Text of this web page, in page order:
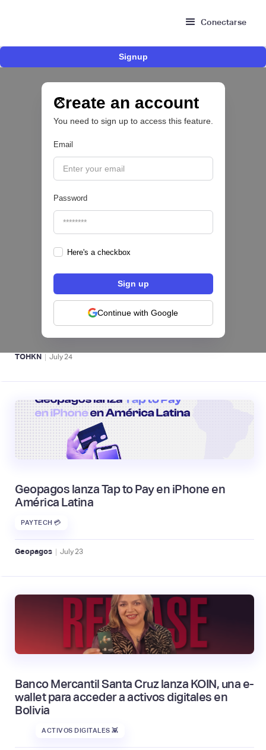
Conectarse
Signup
Create an account
You need to sign up to access this feature.
Email
Password
Here's a checkbox
Continue with Google
IA para automatizar la gestión de tesorería de
las PYMEs
BFM 👔
July 28
Fintech salvadoreña TOHKN lanza plataforma
para invertir desde US$10 en acciones de EE.
UU. y criptomonedas
ACTIVOS DIGITALES 👾
TOHKN | July 24
Geopagos lanza Tap to Pay en iPhone en
América Latina
PAYTECH 💳
Geopagos | July 23
Banco Mercantil Santa Cruz lanza KOIN, una e-
wallet para acceder a activos digitales en
Bolivia
ACTIVOS DIGITALES 👾